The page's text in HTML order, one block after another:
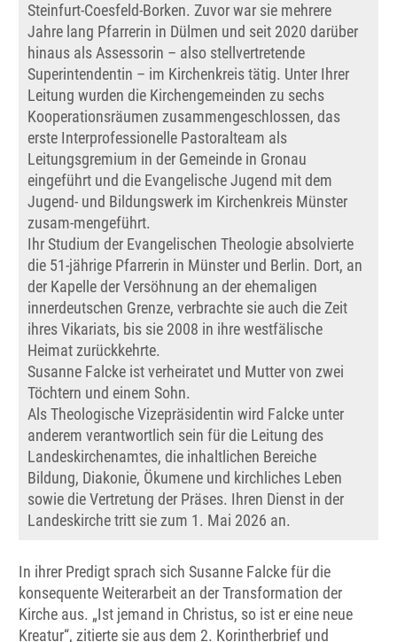
Steinfurt-Coesfeld-Borken. Zuvor war sie mehrere
Jahre lang Pfarrerin in Dülmen und seit 2020 darüber
hinaus als Assessorin – also stellvertretende
Superintendentin – im Kirchenkreis tätig. Unter Ihrer
Leitung wurden die Kirchengemeinden zu sechs
Kooperationsräumen zusammengeschlossen, das
erste Interprofessionelle Pastoralteam als
Leitungsgremium in der Gemeinde in Gronau
eingeführt und die Evangelische Jugend mit dem
Jugend- und Bildungswerk im Kirchenkreis Münster
zusam-mengeführt.
Ihr Studium der Evangelischen Theologie absolvierte
die 51-jährige Pfarrerin in Münster und Berlin. Dort, an
der Kapelle der Versöhnung an der ehemaligen
innerdeutschen Grenze, verbrachte sie auch die Zeit
ihres Vikariats, bis sie 2008 in ihre westfälische
Heimat zurückkehrte.
Susanne Falcke ist verheiratet und Mutter von zwei
Töchtern und einem Sohn.
Als Theologische Vizepräsidentin wird Falcke unter
anderem verantwortlich sein für die Leitung des
Landeskirchenamtes, die inhaltlichen Bereiche
Bildung, Diakonie, Ökumene und kirchliches Leben
sowie die Vertretung der Präses. Ihren Dienst in der
Landeskirche tritt sie zum 1. Mai 2026 an.
In ihrer Predigt sprach sich Susanne Falcke für die
konsequente Weiterarbeit an der Transformation der
Kirche aus. „Ist jemand in Christus, so ist er eine neue
Kreatur“, zitierte sie aus dem 2. Korintherbrief und